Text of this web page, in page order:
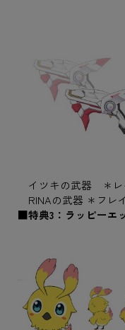
イツキの武器 ＊レ
RINAの武器 ＊フレ
■特典3：ラッピーエ